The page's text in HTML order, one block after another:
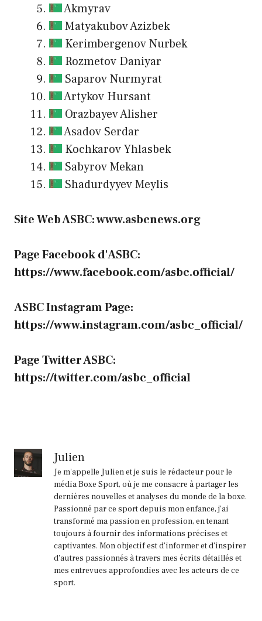
Akmyrav
Matyakubov Azizbek
Kerimbergenov Nurbek
Rozmetov Daniyar
Saparov Nurmyrat
Artykov Hursant
Orazbayev Alisher
Asadov Serdar
Kochkarov Yhlasbek
Sabyrov Mekan
Shadurdyyev Meylis
Site Web ASBC: www.asbcnews.org
Page Facebook d'ASBC:
https://www.facebook.com/asbc.official/
ASBC Instagram Page:
https://www.instagram.com/asbc_official/
Page Twitter ASBC:
https://twitter.com/asbc_official
Julien
Je m'appelle Julien et je suis le rédacteur pour le
média Boxe Sport, où je me consacre à partager les
dernières nouvelles et analyses du monde de la boxe.
Passionné par ce sport depuis mon enfance, j'ai
transformé ma passion en profession, en tenant
toujours à fournir des informations précises et
captivantes. Mon objectif est d'informer et d'inspirer
d'autres passionnés à travers mes écrits détaillés et
mes entrevues approfondies avec les acteurs de ce
sport.